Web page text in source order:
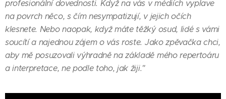
profesionální dovednosti. Když na vás v médiích vyplave
na povrch něco, s čím nesympatizují, v jejich očích
klesnete. Nebo naopak, když máte těžký osud, lidé s vámi
soucítí a najednou zájem o vás roste. Jako zpěvačka chci,
aby mě posuzovali výhradně na základě mého repertoáru
a interpretace, ne podle toho, jak žiji."